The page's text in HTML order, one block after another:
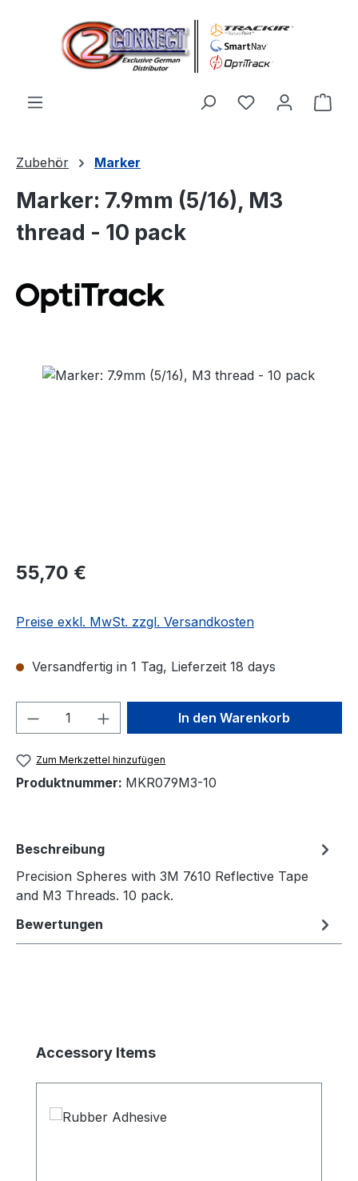
Zum Hauptinhalt springen
Du hast 0
Zubehör Marker
Marker: 7.9mm (5/16), M3
thread - 10 pack
Bildergalerie überspringen
Regulärer Preis:
55,70 €
Preise exkl. MwSt. zzgl. Versandkosten
Versandfertig in 1 Tag, Lieferzeit 18 days
Produkt Anzahl: Gib denIn den Warenkorb
Zum Merkzettel hinzufügen
Produktnummer: MKR079M3-10
Beschreibung
Precision Spheres with 3M 7610 Reflective Tape
and M3 Threads. 10 pack.
Bewertungen
Produktgalerie überspringen
Accessory Items